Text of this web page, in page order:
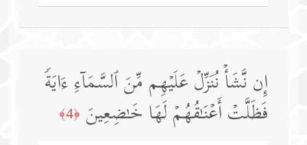
إِن نَّشَأۡ نُنَزِّلۡ عَلَیۡهِم مِّنَ ٱلسَّمَاۤءِ ءَایَةࣰ
فَظَلَّتۡ أَعۡنَـٰقُهُمۡ لَهَا خَـٰضِعِینَ ﴿4﴾